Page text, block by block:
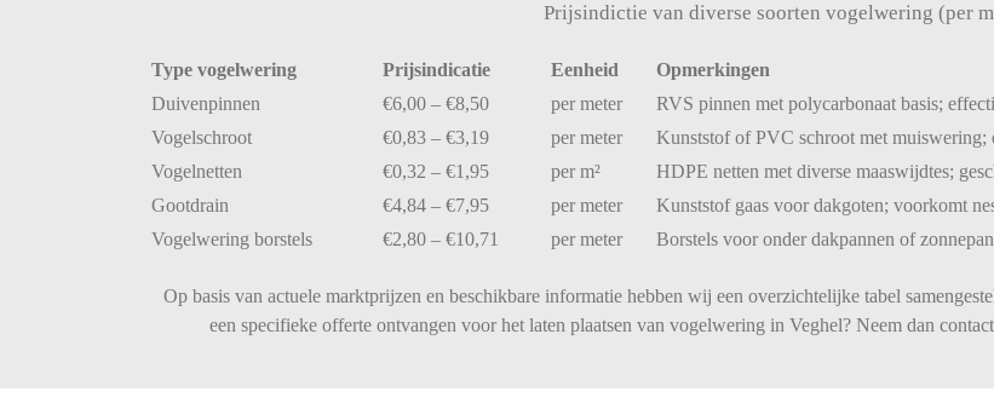
Prijsindictie van diverse soorten vogelwering (per
Type vogelwering Prijsindicatie Eenheid
Opmerkingen
Duivenpinnen
€6,00 – €8,50 per meter RVS pinnen met polycarbonaat basis;
Vogelschroot
€0,83 – €3,19 per meter KunststofofPVC schroot met muiswering;
Vogelnetten
€0,32 – €1,95 per m² HDPE netten met diverse maaswijdtes;
Gootdrain
€4,84 – €7,95 per meter Kunststof gaas voor dakgoten; voorkomt
Vogelwering borstels €2,80 – €10,71 per meter Borstels voor onder dakpannen of
Op basis van actuele marktprijzen en beschikbare informatie hebben wij een overzichtelijke tabel
een specifieke offerte ontvangen voor het laten plaatsen van vogelwering in Veghel? Neem dan